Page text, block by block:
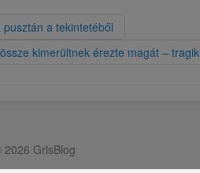
a tekintetéből
kimerültnek érezte magát –
GrlsBlog